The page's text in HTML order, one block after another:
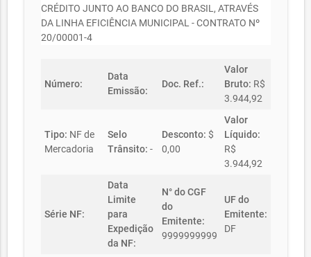
CRÉDITO JUNTO AO BANCO DO BRASIL, ATRAVÉS
DA LINHA EFICIÊNCIA MUNICIPAL - CONTRATO Nº
20/00001-4
Número:
Data
Emissão:
Doc. Ref.:
Valor
Bruto: R$
3.944,92
Tipo: NF de
Mercadoria
Selo
Trânsito: -
Desconto: $
0,00
Valor
Líquido:
R$
3.944,92
Série NF:
Data
Limite
para
Expedição
da NF:
N° do CGF
do
Emitente:
9999999999
UF do
Emitente:
DF